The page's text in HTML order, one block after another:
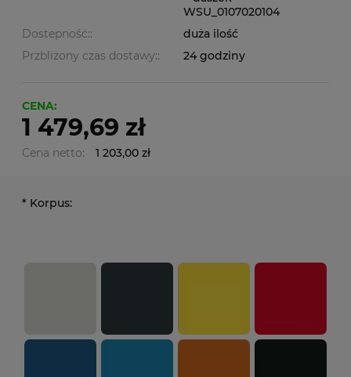
WSU_0107020104
Dostepność::
duża ilość
Przbliżony czas dostawy::
24 godziny
CENA:
1 479,69 zł
Cena netto: 1 203,00 zł
* Korpus: